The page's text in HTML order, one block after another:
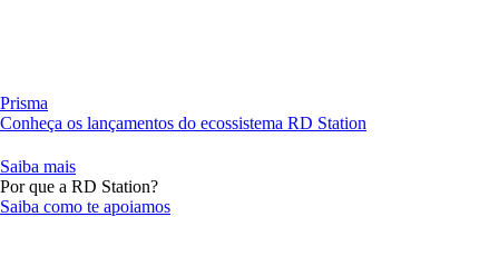
Prisma
Conheça os lançamentos do ecossistema RD Station
Saiba mais
Por que a RD Station?
Saiba como te apoiamos